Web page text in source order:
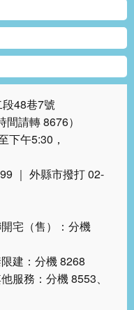
48巷7號
請轉 8676）
下午5:30，
｜ 外縣市撥打 02-
宅（售）：分機
：分機 8268
：分機 8553、